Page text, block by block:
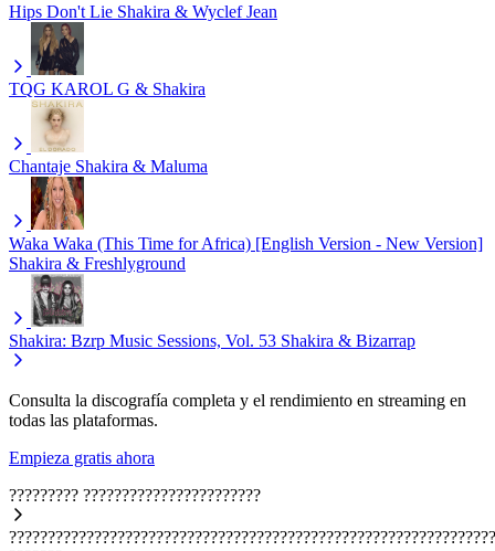
Hips Don't Lie Shakira & Wyclef Jean
TQG KAROL G & Shakira
Chantaje Shakira & Maluma
Waka Waka (This Time for Africa) [English Version - New Version]
Shakira & Freshlyground
Shakira: Bzrp Music Sessions, Vol. 53 Shakira & Bizarrap
Consulta la discografía completa y el rendimiento en streaming en
todas las plataformas.
Empieza gratis ahora
????????? ???????????????????????